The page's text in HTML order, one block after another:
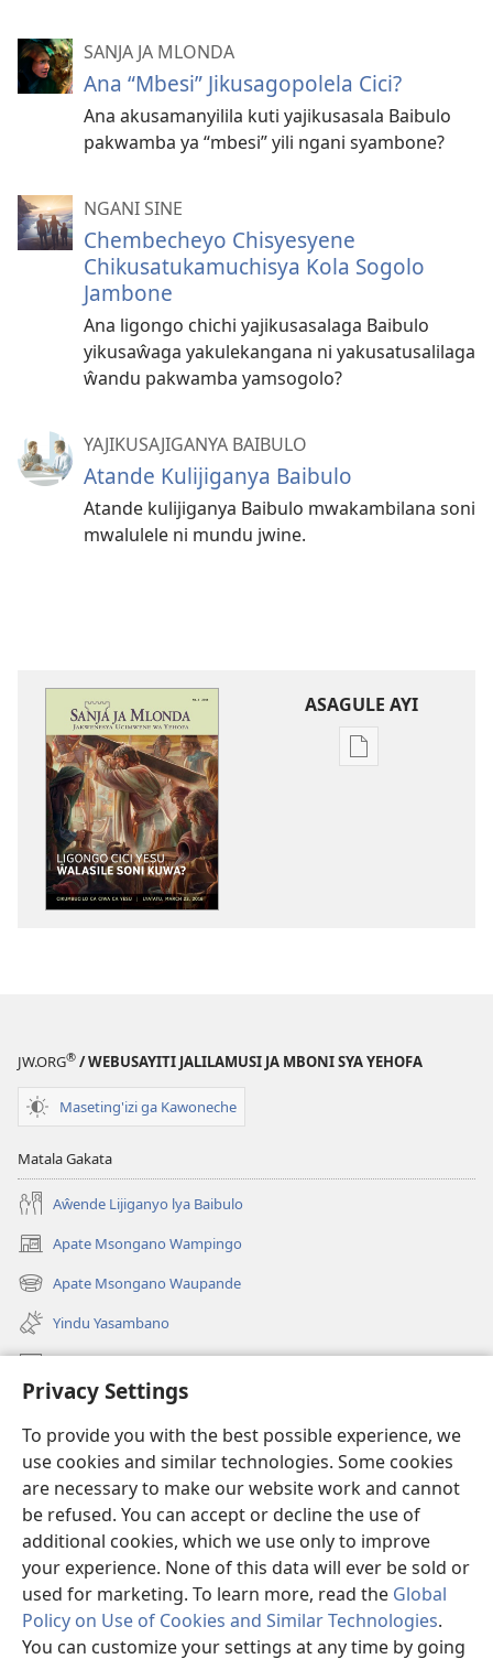
Privacy Settings
To provide you with the best possible experience, we
use cookies and similar technologies. Some cookies
are necessary to make our website work and cannot
be refused. You can accept or decline the use of
additional cookies, which we use only to improve
your experience. None of this data will ever be sold or
used for marketing. To learn more, read the Global
Policy on Use of Cookies and Similar Technologies.
You can customize your settings at any time by going
SANJA JA MLONDA
Ana “Mbesi” Jikusagopolela Cici?
Ana akusamanyilila kuti yajikusasala Baibulo
pakwamba ya “mbesi” yili ngani syambone?
NGANI SINE
Chembecheyo Chisyesyene
Chikusatukamuchisya Kola Sogolo
Jambone
Ana ligongo chichi yajikusasalaga Baibulo
yikusaŵaga yakulekangana ni yakusatusalilaga
ŵandu pakwamba yamsogolo?
YAJIKUSAJIGANYA BAIBULO
Atande Kulijiganya Baibulo
Atande kulijiganya Baibulo mwakambilana soni
mwalulele ni mundu jwine.
ASAGULE AYI
Asagule
JW.ORG® / WEBUSAYITI JALILAMUSI JA MBONI SYA YEHOFA
Maseting'izi ga Kawoneche
Matala Gakata
Aŵende Lijiganyo lya Baibulo
Apate Msongano Wampingo
(awugule
liwindo
line)
Apate Msongano Waupande
(awugule
liwindo
line)
Yindu Yasambano
Mafidiyo
Kuwungunya pa JW.ORG
Ngani Syakwayana ni Malamusi
Yakupeleka
(awugule
liwindo
line)
LAIBULALE JA PA INTENETI ja Watchtower
(awugule
liwindo
line)
®
(awugule
liwindo